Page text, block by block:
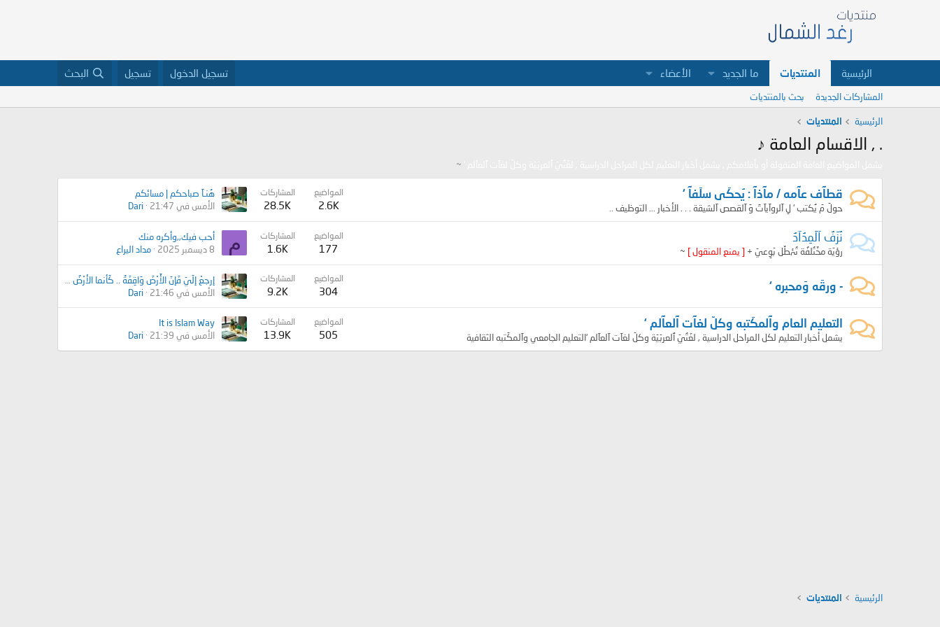
الرئيسية المنتديات ما الجديد الأعضاء تسجيل الدخول تسجيل البحث
المشاركات الجديدة بحث بالمنتديات
الرئيسية المنتديات
. , الاقسام العامة ♪
~
قطآف عآمه / مآذآ : يُحكَى سلَفآ ‘
حولَ مَ يُكتب ‘ لِ آلروآيآتَ وَ آلقصص آلشيقة . . . الأخبار ... التوظيف ..
المواضيع
2.6K
المشاركات
28.5K
هُنـآ صباحكم | مسائكم
الأمس في 21:47
Dari
نٌزَفُ آلَمِدُآدُ
رؤيّة مخٌتُلفُة تُۂطٌل بّوِعيّ + [ يمنع المنقول ] ~
المواضيع
177
المشاركات
1.6K م
أحب فيك,,وأكره منك
8 ديسمبر 2025
مداد اليراع
- ورقَه وَمحبره ‘
المواضيع
304
المشاركات
9.2K
إرجِعْ إلَيّ فَإنَ الأَرْضَ وَاقِفَةٌ .. كَأنما الأرْضُ فَرّتْ مِن ثوآنيها .. {مُتنفس للشعر الفصيح}
الأمس في 21:46
Dari
التعليم العام وآلمكَتبه وكلّ لغآت آلعآلم ‘
يشمل أخبار التعليم لكل المراحل الدراسية , لغّتُيّ ٱلعربّيّة وكلّ لغآت آلعآلم ‘التعليم الجامعي وآلمكَتبه الثقافية
المواضيع
505
المشاركات
13.9K
It is Islam Way
الأمس في 21:39
Dari
الرئيسية المنتديات